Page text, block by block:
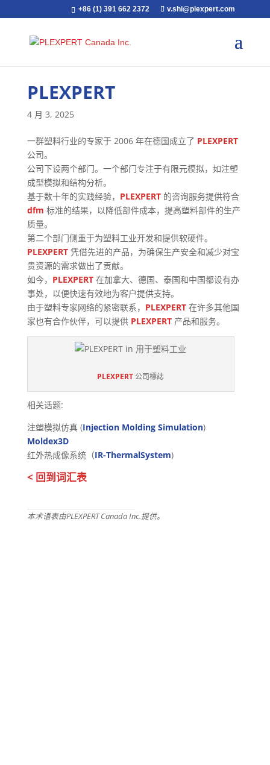
+86 (1) 391 662 2372 v.shi@plexpert.com
PLEXPERT
4 月 3, 2025
一群塑料行业的专家于 2006 年在德国成立了 PLEXPERT
公司。
公司下设两个部门。一个部门专注于有限元模拟，如注塑
成型模拟和结构分析。
基于数十年的实践经验， PLEXPERT的咨询服务提供符合
dfm 标准的结果，以降低部件成本，提高塑料部件的生产
质量。
第二个部门侧重于为塑料工业开发和提供软硬件。
PLEXPERT凭借先进的产品，为确保生产安全和减少对宝
贵资源的需求做出了贡献。
如今， PLEXPERT在加拿大、德国、泰国和中国都设有办
事处，以便快速有效地为客户提供支持。
由于塑料专家网络的紧密联系， PLEXPERT在许多其他国
家也有合作伙伴，可以提供 PLEXPERT产品和服务。
PLEXPERT 公司標誌
相关话题:
注塑模拟仿真 (Injection Molding Simulation)
Moldex3D
红外热成像系统（IR-ThermalSystem)
< 回到词汇表
本术语表由PLEXPERT Canada Inc.提供。